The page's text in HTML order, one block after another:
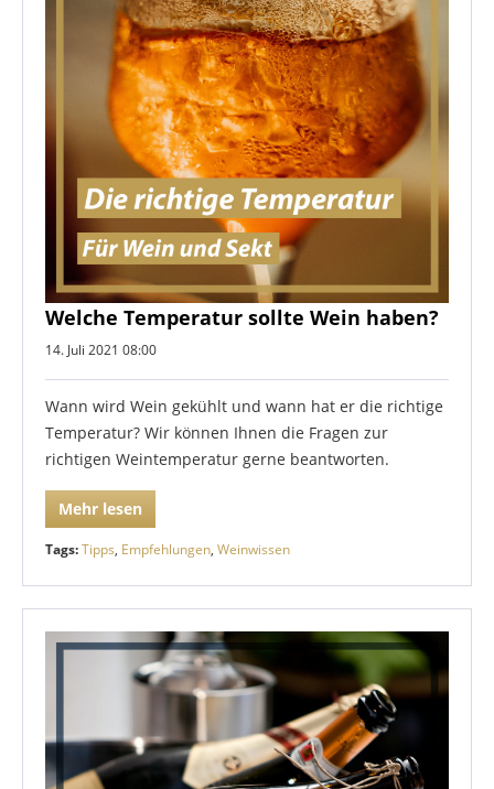
Welche Temperatur sollte Wein haben?
14. Juli 2021 08:00
Wann wird Wein gekühlt und wann hat er die richtige
Temperatur? Wir können Ihnen die Fragen zur
richtigen Weintemperatur gerne beantworten.
Mehr lesen
Tags:Tipps, Empfehlungen, Weinwissen